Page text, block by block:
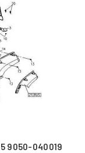
9050-040019